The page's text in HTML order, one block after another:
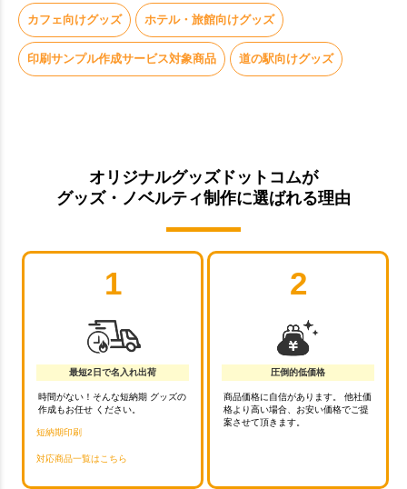
カフェ向けグッズ ホテル・旅館向けグッズ
印刷サンプル作成サービス対象商品 道の駅向けグッズ
オリジナルグッズドットコムが
グッズ・ノベルティ制作に選ばれる理由
1
最短2日で名入れ出荷
時間がない！そんな短納期 グッズの
作成もお任せ ください。
短納期印刷
対応商品一覧はこちら
2
圧倒的低価格
商品価格に自信があります。 他社価
格より高い場合、お安い価格でご提
案させて頂きます。